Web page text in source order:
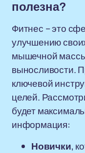
полезна?
Фитнес – это
улучшению
мышечной
выносливости.
ключевой
целей.
будет
информация:
Новички,